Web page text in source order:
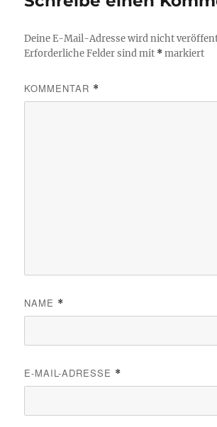
Deine E-Mail-Adresse wird nicht
Erforderliche Felder sind mit *markiert
KOMMENTAR *
NAME *
E-MAIL-ADRESSE *